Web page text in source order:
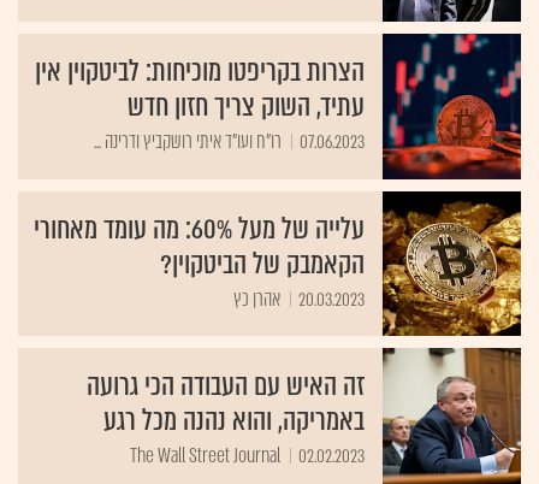
הצרות בקריפטו מוכיחות: לביטקוין אין
עתיד, השוק צריך חזון חדש
07.06.2023 רו"ח ועו"ד איתי רושקביץ ודרינה ...
עלייה של מעל 60%: מה עומד מאחורי
הקאמבק של הביטקוין?
20.03.2023 אהרן כץ
זה האיש עם העבודה הכי גרועה
באמריקה, והוא נהנה מכל רגע
02.02.2023
The Wall Street Journal